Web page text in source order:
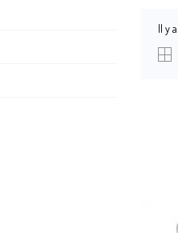
Il y